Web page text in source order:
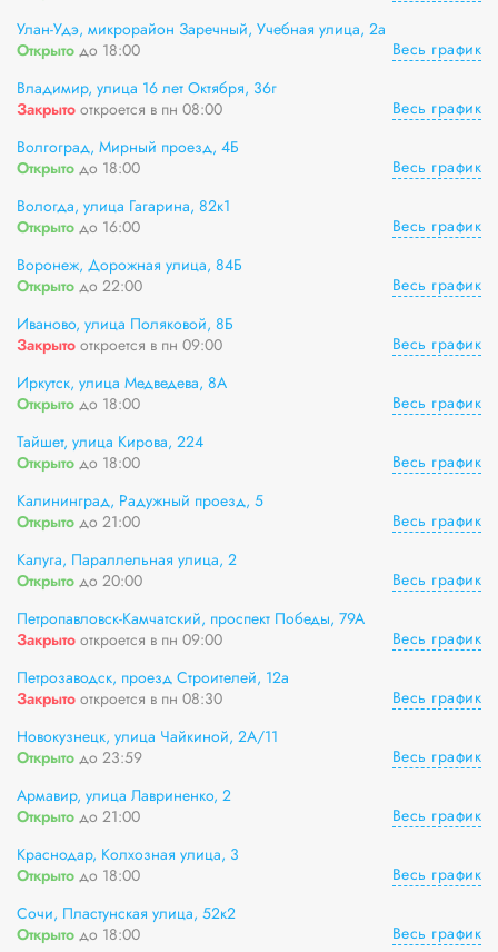
Улан-Удэ, микрорайон Заречный, Учебная улица, 2а
Открыто до 18:00
Весь график
Владимир, улица 16 лет Октября, 36г
Закрыто откроется в пн 08:00
Весь график
Волгоград, Мирный проезд, 4Б
Открыто до 18:00
Весь график
Вологда, улица Гагарина, 82к1
Открыто до 16:00
Весь график
Воронеж, Дорожная улица, 84Б
Открыто до 22:00
Весь график
Иваново, улица Поляковой, 8Б
Закрыто откроется в пн 09:00
Весь график
Иркутск, улица Медведева, 8А
Открыто до 18:00
Весь график
Тайшет, улица Кирова, 224
Открыто до 18:00
Весь график
Калининград, Радужный проезд, 5
Открыто до 21:00
Весь график
Калуга, Параллельная улица, 2
Открыто до 20:00
Весь график
Петропавловск-Камчатский, проспект Победы, 79А
Закрыто откроется в пн 09:00
Весь график
Петрозаводск, проезд Строителей, 12а
Закрыто откроется в пн 08:30
Весь график
Новокузнецк, улица Чайкиной, 2А/11
Открыто до 23:59
Весь график
Армавир, улица Лавриненко, 2
Открыто до 21:00
Весь график
Краснодар, Колхозная улица, 3
Открыто до 18:00
Весь график
Сочи, Пластунская улица, 52к2
Открыто до 18:00 Весь график